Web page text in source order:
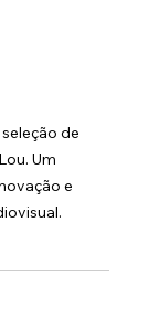
de
Um
e